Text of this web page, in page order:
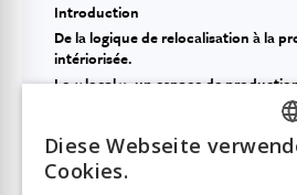
Introduction
De la logique de relocalisation à la
intériorisée.
Le « local », un espace de
Conclusion
Bibliographie
Diese Webseite
Cookies.